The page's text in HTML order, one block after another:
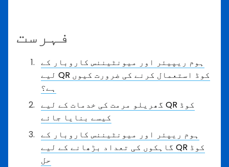
فہرست
ہوم ریپیئر اور میونٹیننس کاروبار کے
لیے QR کوڈ استعمال کرنے کی ضرورت کیوں
ہے؟
گھریلو مرمت کی خدمات کے لیے QR کوڈ
کیسے بنایا جائے
ہوم ریپئر اور میونٹیننس کاروبار کے
گاہکوں کی تعداد بڑھانے کے لیے QR کوڈ
حل